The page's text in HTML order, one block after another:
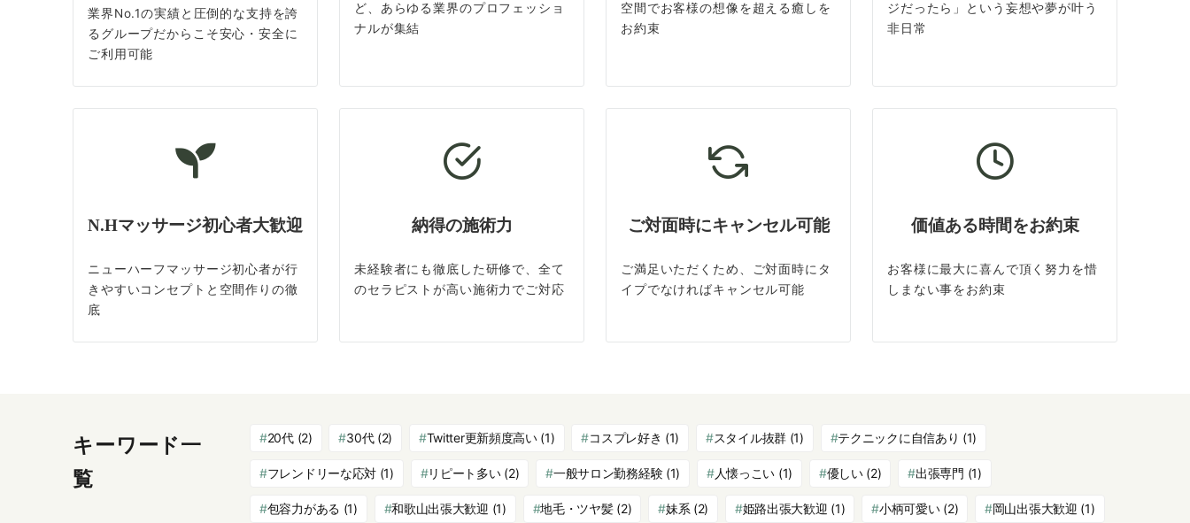
業界No.1の実績と圧倒的な支持を誇
るグループだからこそ安心・安全に
ご利用可能
ど、あらゆる業界のプロフェッショ
ナルが集結
空間でお客様の想像を超える癒しを
お約束
ジだったら」という妄想や夢が叶う
非日常
N.Hマッサージ初心者大歓迎
ニューハーフマッサージ初心者が行
きやすいコンセプトと空間作りの徹
底
納得の施術力
未経験者にも徹底した研修で、全て
のセラピストが高い施術力でご対応
ご対面時にキャンセル可能
ご満足いただくため、ご対面時にタ
イプでなければキャンセル可能
価値ある時間をお約束
お客様に最大に喜んで頂く努力を惜
しまない事をお約束
キーワード一
覧
20代(2) 30代(2) Twitter更新頻度高い(1) コスプレ好き (1) スタイル抜群(1) テクニックに自信あり (1)
フレンドリーな応対 (1) リピート多い(2) 一般サロン勤務経験(1) 人懐っこい (1) 優しい(2) 出張専門 (1)
包容力がある (1) 和歌山出張大歓迎 (1) 地毛・ツヤ髪(2) 妹系 (2) 姫路出張大歓迎 (1) 小柄可愛い(2) 岡山出張大歓迎 (1)